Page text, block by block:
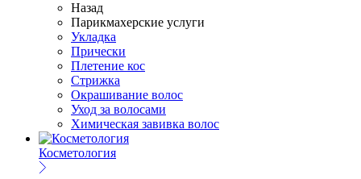
Назад
Парикмахерские услуги
Укладка
Прически
Плетение кос
Стрижка
Окрашивание волос
Уход за волосами
Химическая завивка волос
Косметология